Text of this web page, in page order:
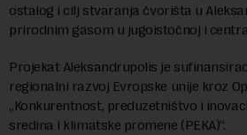
ostalog i cilj stvaranja čvorišta u
prirodnim gasom u jugoistočnoj i
Projekat Aleksandrupolis je
regionalni razvoj Evropske unije kroz
„Konkurentnost, preduzetništvo i
sredina i klimatske promene (PEKA)“.